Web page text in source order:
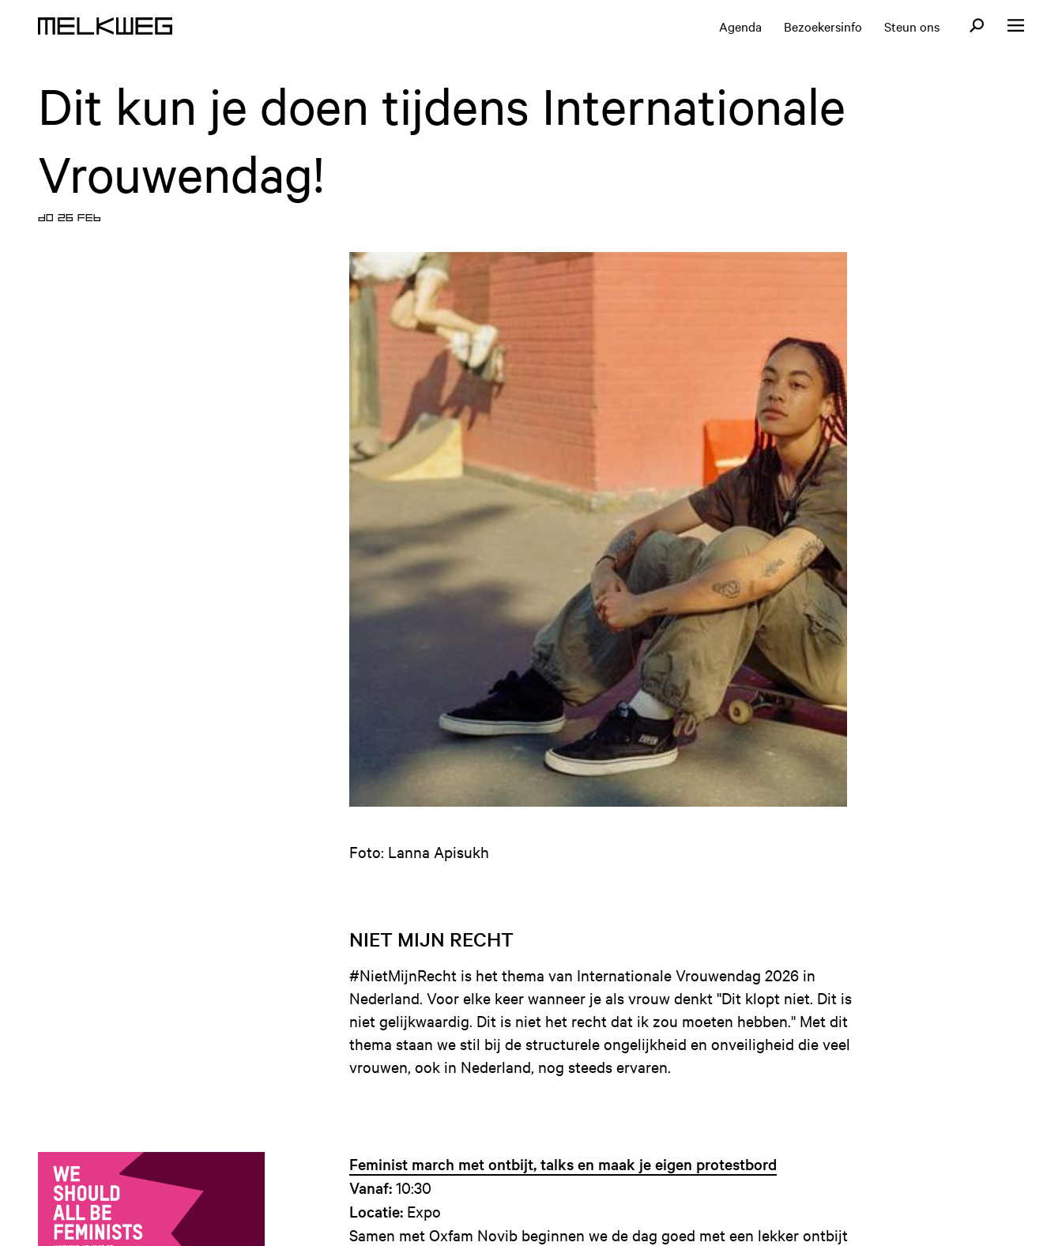
Agenda Bezoekersinfo Steun ons OpenOpen menu
Dit kun je doen tijdens Internationale
Vrouwendag!
DO 26 FEB
Foto: Lanna Apisukh
NIET MIJN RECHT
#NietMijnRecht is het thema van Internationale Vrouwendag 2026 in
Nederland. Voor elke keer wanneer je als vrouw denkt ''Dit klopt niet. Dit is
niet gelijkwaardig. Dit is niet het recht dat ik zou moeten hebben.'' Met dit
thema staan we stil bij de structurele ongelijkheid en onveiligheid die veel
vrouwen, ook in Nederland, nog steeds ervaren.
Feminist march met ontbijt, talks en maak je eigen protestbord
Vanaf: 10:30
Locatie: Expo
Samen met Oxfam Novib beginnen we de dag goed met een lekker ontbijt